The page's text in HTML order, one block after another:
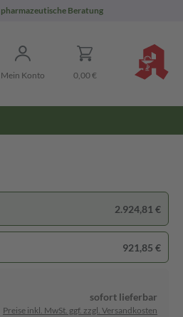
pharmazeutische Beratung
Mein Konto 0,00 €
2.924,81 €
921,85 €
sofort lieferbar
Preise inkl. MwSt. ggf. zzgl. Versandkosten